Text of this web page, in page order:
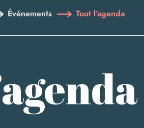
Événements Tout l’agenda